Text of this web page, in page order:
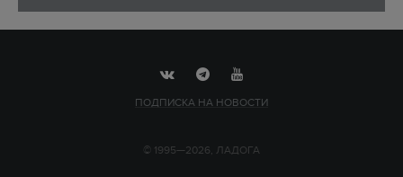
ПОДПИСКА НА НОВОСТИ
© 1995—2026, ЛАДОГА